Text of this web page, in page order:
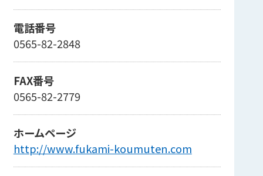
電話番号
0565-82-2848
FAX番号
0565-82-2779
ホームページ
http://www.fukami-koumuten.com